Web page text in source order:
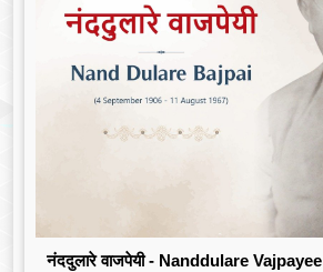
नंददुलारे वाजपेयी - Nanddulare Vajpayee